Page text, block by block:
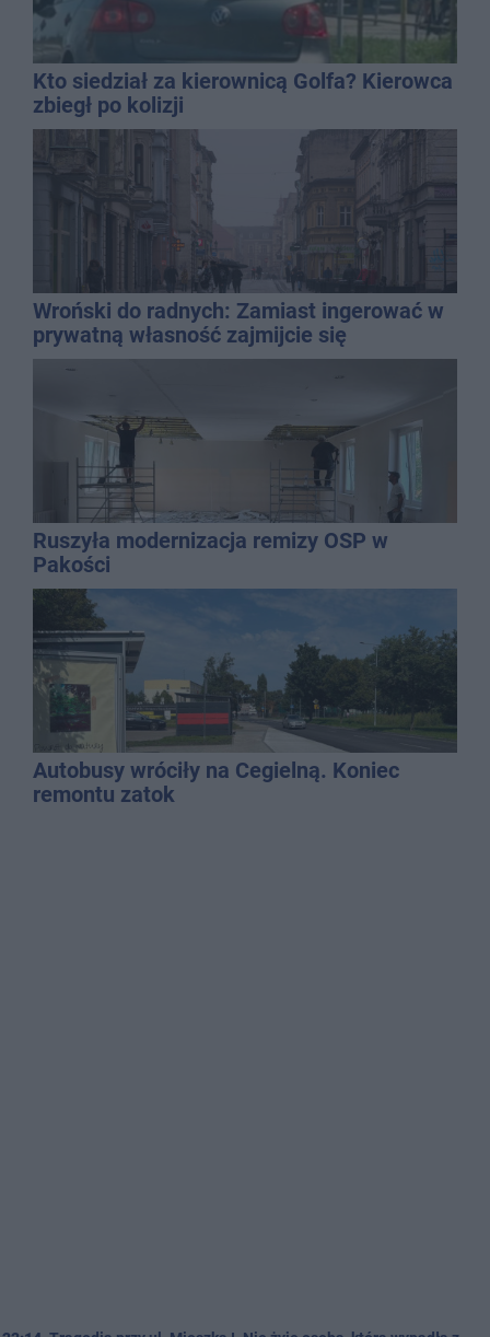
Kto siedział za kierownicą Golfa? Kierowca
zbiegł po kolizji
Wroński do radnych: Zamiast ingerować w
prywatną własność zajmijcie się
gospodarką
Ruszyła modernizacja remizy OSP w
Pakości
Autobusy wróciły na Cegielną. Koniec
remontu zatok